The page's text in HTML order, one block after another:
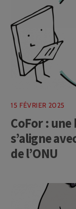
15 FÉVRIER 2025
CoFor :
s’aligne
de l’ONU